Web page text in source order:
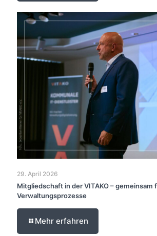
29. April 2026
Mitgliedschaft in der VITAKO – gemeinsam
Verwaltungsprozesse
Mehr erfahren